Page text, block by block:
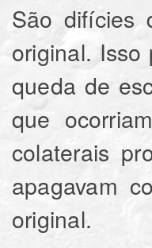
São difícies
original. Isso
queda de
que
colaterais
apagavam
original.